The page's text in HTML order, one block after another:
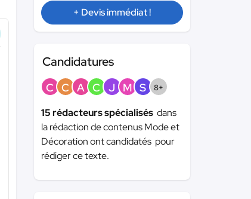
+ Devis immédiat !
Candidatures
C C A C J M S 8+
15 rédacteurs spécialisés dans
la rédaction de contenus Mode et
Décoration ont candidatés pour
rédiger ce texte.